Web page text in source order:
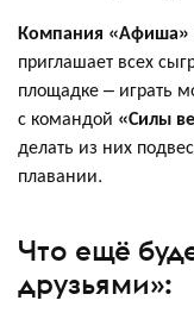
Компания «Афиша»
приглашает всех
площадке – играть
с командой «Силы
делать из них
плавании.
Что ещё
друзьями»: